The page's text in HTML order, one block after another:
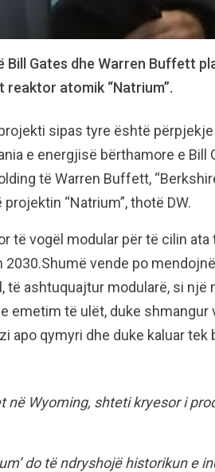
Bill Gates dhe Warren Buffett
atomik “Natrium”.
sipas tyre është
e energjisë bërthamore e Bill
të Warren Buffett,
“Natrium”, thotë DW.
të vogël modular për të cilin
vende po
të ashtuquajtur modularë, si
emetim të ulët, duke shmangur
apo qymyri dhe duke kaluar
në Wyoming, shteti kryesor i
do të ndryshojë historikun e